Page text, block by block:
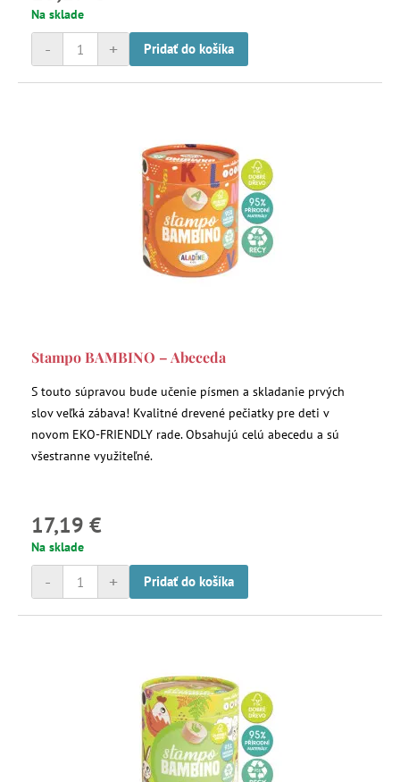
Na sklade
+
- Pridať do košíka
Stampo BAMBINO – Abeceda
S touto súpravou bude učenie písmen a skladanie prvých
slov veľká zábava! Kvalitné drevené pečiatky pre deti v
novom EKO-FRIENDLY rade. Obsahujú celú abecedu a sú
všestranne využiteľné.
17,19 €
Na sklade
+
- Pridať do košíka